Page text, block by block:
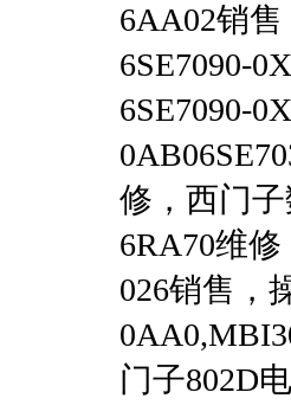
6AA02销售
6SE7090-
6SE7090-
修，西门
6RA70维修
026销售，
门子802D